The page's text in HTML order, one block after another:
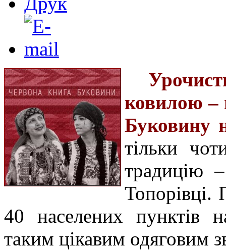
ковилою –
Буковину
тільки
традицію
Топорівці.
40 населених пунктів
таким цікавим одяговим